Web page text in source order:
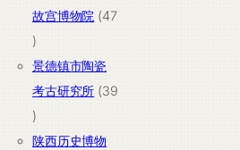
故宫博物院
47
47
个
产
品
景德镇市陶瓷
考古研究所 39
39
个
陕西历史博物